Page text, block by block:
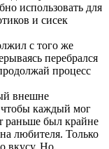
использовать для
и сисек
с того же
перебрался
процесс
внешне
каждый мог
раньше был крайне
любителя. Только
вкусу. Но,